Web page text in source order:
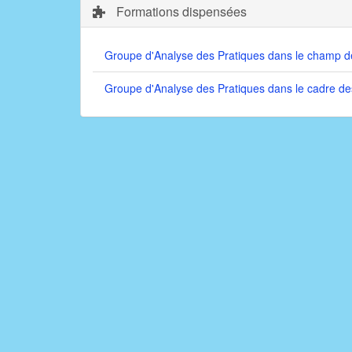
Formations dispensées
Groupe d'Analyse des Pratiques dans le champ
Groupe d'Analyse des Pratiques dans le cadre